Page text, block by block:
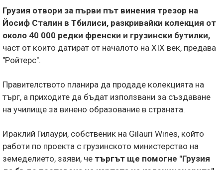
Грузия отвори за първи път винения трезор на
Йосиф Сталин в Тбилиси, разкривайки колекция от
около 40 000 редки френски и грузински бутилки,
част от които датират от началото на XIX век, предава
"Ройтерс".
Правителството планира да продаде колекцията на
търг, а приходите да бъдат използвани за създаване
на училище за винено образование в страната.
Ираклий Гилаури, собственик на Gilauri Wines, който
работи по проекта с грузинското министерство на
земеделието, заяви, че търгът ще помогне "Грузия